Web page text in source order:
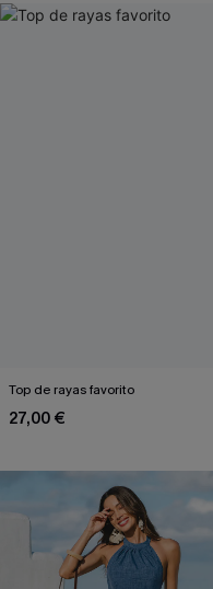
Top de rayas favorito
27,00 €